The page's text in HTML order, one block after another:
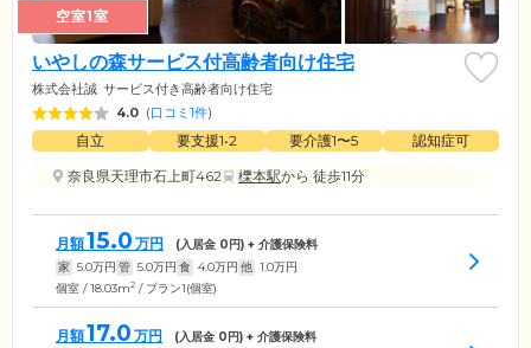
空室1室
いやしの森サービス付高齢者向け住宅
株式会社誠 サービス付き高齢者向け住宅
4.0 (口コミ1件)
自立 要支援1•2 要介護1〜5
認知症可
奈良県天理市石上町462
櫟本駅から 徒歩11分
月額15.0 万円 (入居金 0円) + 介護保険料
家 5.0万円 管 5.0万円 食 4.0万円 他 1.0万円
個室 / 18.03m2 / プラン1(個室)
月額17.0 万円 (入居金 0円) + 介護保険料